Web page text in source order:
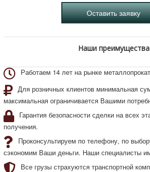
Наши преимущества
Работаем 14 лет на рынке
Для розничных клиентов минимальная
максимальная ограничивается Вашими
Гарантия безопасности сделки на всех
получения.
Проконсультируем по телефону, по
сэкономим Ваши деньги. Наши специалисты
Все грузы страхуются транспортной